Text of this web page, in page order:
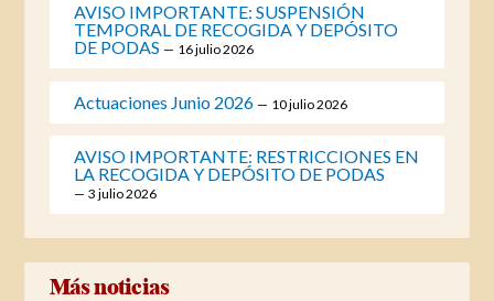
AVISO IMPORTANTE: SUSPENSIÓN
TEMPORAL DE RECOGIDA Y DEPÓSITO
DE PODAS
16 julio 2026
Actuaciones Junio 2026 10 julio 2026
AVISO IMPORTANTE: RESTRICCIONES EN
LA RECOGIDA Y DEPÓSITO DE PODAS
3 julio 2026
Más noticias